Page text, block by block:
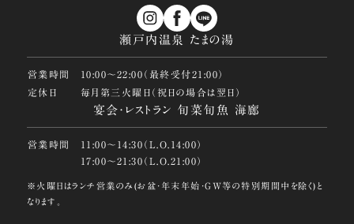
瀬戸内温泉 たまの湯
営業時間
10:00〜22:00（最終受付21:00）
定休日
毎月第三火曜日（祝日の場合は翌日）
宴会・レストラン 旬菜旬魚 海廊
営業時間
11:00〜14:30（L.O.14:00）
17:00〜21:30（L.O.21:00）
※火曜日はランチ営業のみ(お盆・年末年始・GW等の特別期間中を除く)と
なります。